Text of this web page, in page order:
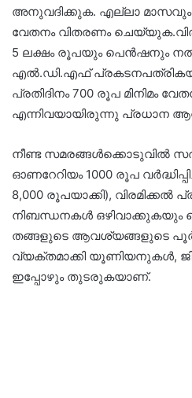
അനുവദിക്കുക. എല്ലാ മാസവും
വേതനം വിതരണം
5 ലക്ഷം രൂപയും പെൻഷനും
എൽ.ഡി.എഫ്
പ്രതിദിനം 700 രൂപ മിനിമം
എന്നിവയായിരുന്നു പ്രധാന
നീണ്ട സമരങ്ങൾക്കൊടുവിൽ
ഓണറേറിയം 1000 രൂപ
8,000 രൂപയാക്കി), വിരമിക്കൽ
നിബന്ധനകൾ
തങ്ങളുടെ ആവശ്യങ്ങളുടെ
വ്യക്തമാക്കി യൂണിയനുകൾ,
ഇപ്പോഴും തുടരുകയാണ്.